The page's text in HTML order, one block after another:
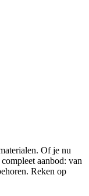
Of je nu
aanbod: van
Reken op